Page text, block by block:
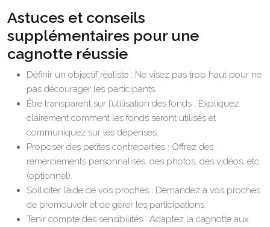
Astuces et conseils
supplémentaires pour une
cagnotte réussie
Définir un objectif réaliste : Ne visez pas trop haut pour ne
pas décourager les participants.
Être transparent sur l’utilisation des fonds : Expliquez
clairement comment les fonds seront utilisés et
communiquez sur les dépenses.
Proposer des petites contreparties : Offrez des
remerciements personnalisés, des photos, des vidéos, etc.
(optionnel).
Solliciter l’aide de vos proches : Demandez à vos proches
de promouvoir et de gérer les participations.
Tenir compte des sensibilités : Adaptez la cagnotte aux